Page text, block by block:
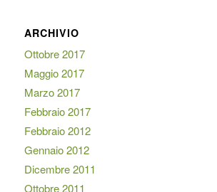
ARCHIVIO
Ottobre 2017
Maggio 2017
Marzo 2017
Febbraio 2017
Febbraio 2012
Gennaio 2012
Dicembre 2011
Ottobre 2011